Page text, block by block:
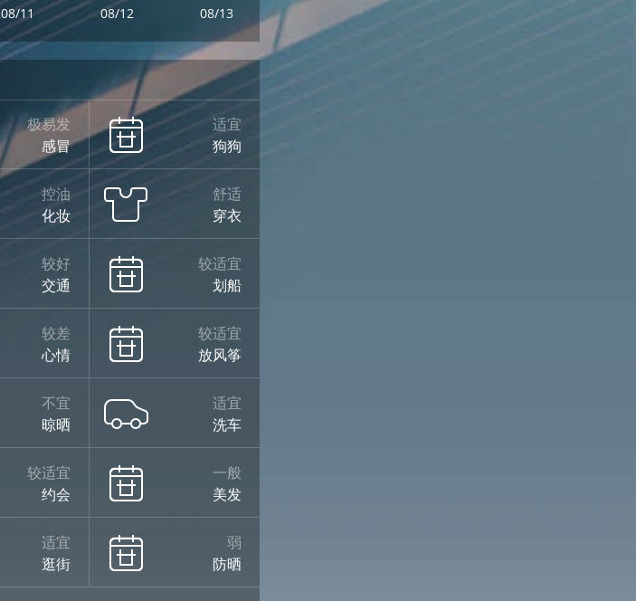
08/11 08/12 08/13
极易发
感冒
适宜
狗狗
控油
化妆
舒适
穿衣
较好
交通
较适宜
划船
较差
心情
较适宜
放风筝
不宜
晾晒
适宜
洗车
较适宜
约会
一般
美发
适宜
逛街
弱
防晒